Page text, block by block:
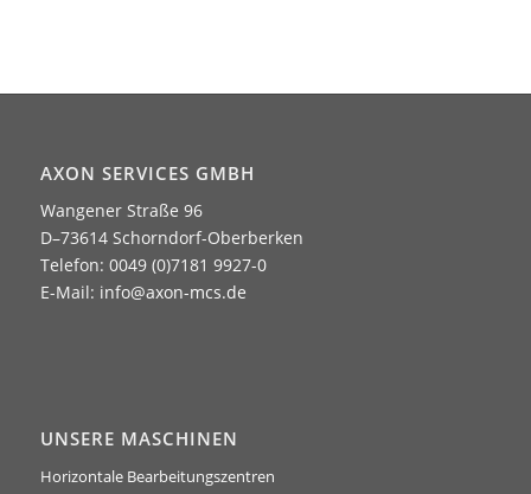
AXON SERVICES GMBH
Wangener Straße 96
D–73614 Schorndorf-Oberberken
Telefon: 0049 (0)7181 9927-0
E-Mail: info@axon-mcs.de
UNSERE MASCHINEN
Horizontale Bearbeitungszentren